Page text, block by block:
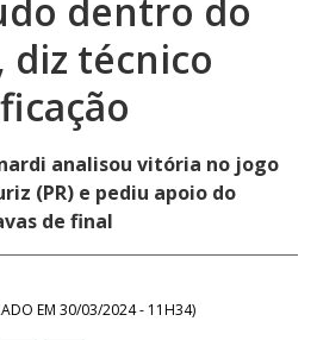
dentro do
diz técnico
analisou vitória no jogo
(PR) e pediu apoio do
de final
EM 30/03/2024 - 11H34)